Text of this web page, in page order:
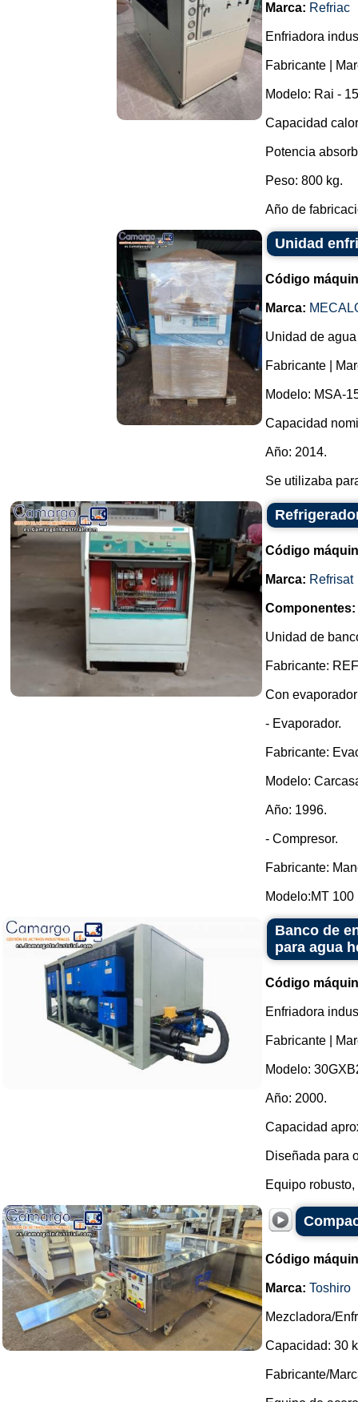
Marca: Refriac
Enfriadora
Fabricante |
Modelo: Rai -
Capacidad
Potencia
Peso: 800 kg.
Año de
Unidad
Código
Marca:
Unidad de
Fabricante |
Modelo: MSA-
Capacidad
Año: 2014.
Se utilizaba
Código
Marca: Refrisat
Componentes:
Unidad de
Fabricante:
Con
- Evaporador.
Fabricante:
Modelo:
Año: 1996.
- Compresor.
Fabricante:
Modelo:MT 100
Banco de
para agua
Código
Enfriadora
Fabricante |
Modelo:
Año: 2000.
Capacidad
Diseñada para
Equipo
Código
Marca: Toshiro
Mezcladora/
Capacidad: 30
Fabricante/